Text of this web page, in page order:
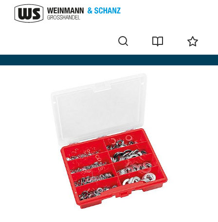
Schroevensets